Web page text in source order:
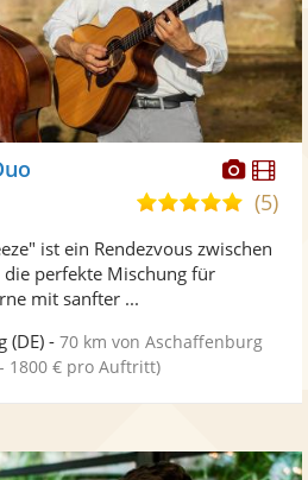
Fotos
5,0
5
(5)
ist ein Rendezvous zwischen
perfekte Mischung für
mit sanfter ...
(DE) -70 km von Aschaffenburg
1800 € pro Auftritt)